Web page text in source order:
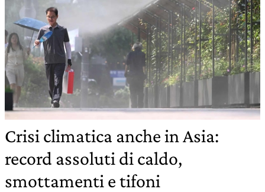
Crisi climatica anche in Asia:
record assoluti di caldo,
smottamenti e tifoni